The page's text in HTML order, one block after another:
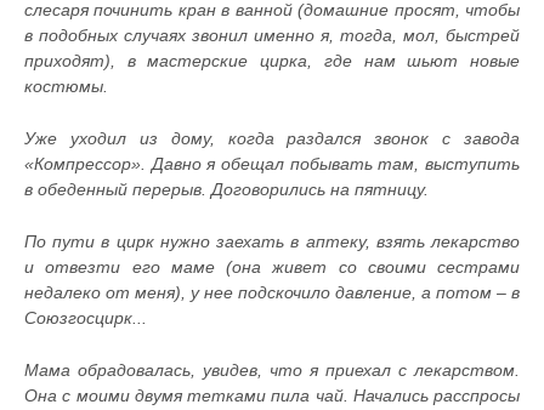
слесаря починить кран в ванной (домашние просят, чтобы
в подобных случаях звонил именно я, тогда, мол, быстрей
приходят), в мастерские цирка, где нам шьют новые
костюмы.
Уже уходил из дому, когда раздался звонок с завода
«Компрессор». Давно я обещал побывать там, выступить
в обеденный перерыв. Договорились на пятницу.
По пути в цирк нужно заехать в аптеку, взять лекарство
и отвезти его маме (она живет со своими сестрами
недалеко от меня), у нее подскочило давление, а потом – в
Союзгосцирк...
Мама обрадовалась, увидев, что я приехал с лекарством.
Она с моими двумя тетками пила чай. Начались расспросы